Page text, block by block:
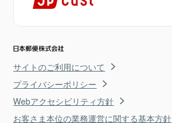
サイトのご利用について
プライバシーポリシー
Webアクセシビリティ方針
お客さま本位の業務運営に関する基本方針